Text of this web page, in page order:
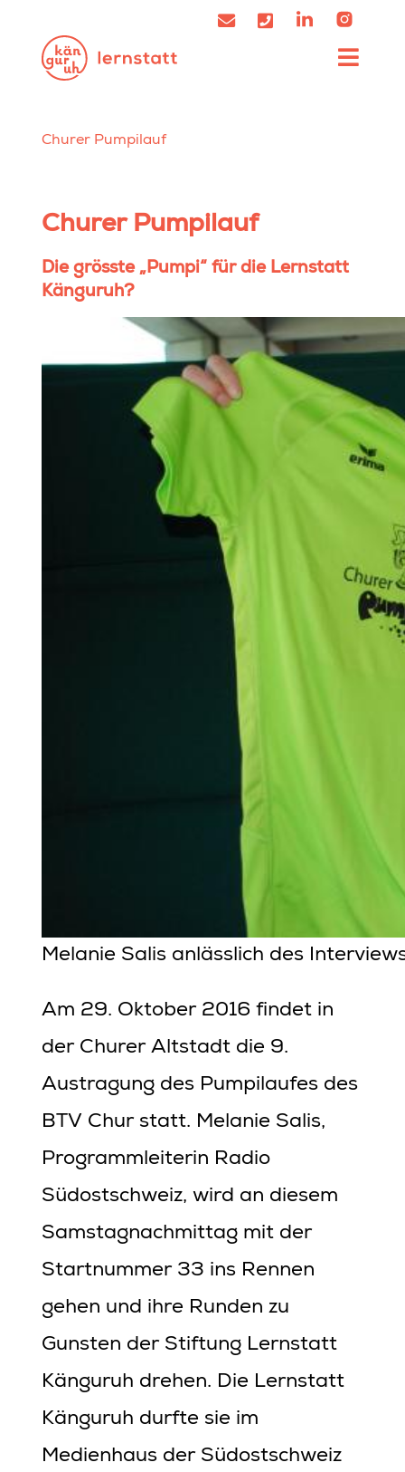
Churer Pumpilauf
Churer Pumpilauf
Die grösste „Pumpi“ für die Lernstatt
Känguruh?
Melanie Salis anlässlich des
Am 29. Oktober 2016 findet in
der Churer Altstadt die 9.
Austragung des Pumpilaufes des
BTV Chur statt. Melanie Salis,
Programmleiterin Radio
Südostschweiz, wird an diesem
Samstagnachmittag mit der
Startnummer 33 ins Rennen
gehen und ihre Runden zu
Gunsten der Stiftung Lernstatt
Känguruh drehen. Die Lernstatt
Känguruh durfte sie im
Medienhaus der Südostschweiz